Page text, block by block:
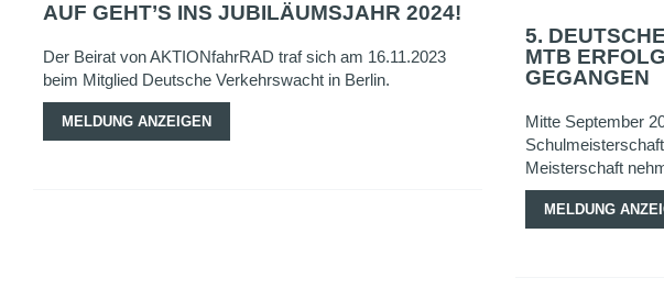
AUF GEHT’S INS JUBILÄUMSJAHR 2024!
Der Beirat von AKTIONfahrRAD traf sich am 16.11.2023
beim Mitglied Deutsche Verkehrswacht in Berlin.
MELDUNG ANZEIGEN
5.
MTB
GEGANGEN
Mitte September
Meisterschaft
MELDUNG